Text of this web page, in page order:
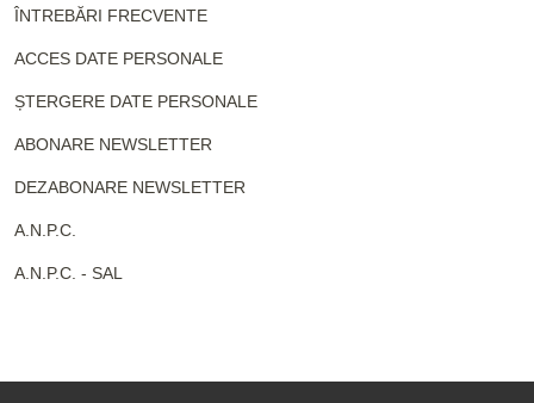
ÎNTREBĂRI FRECVENTE
ACCES DATE PERSONALE
ȘTERGERE DATE PERSONALE
ABONARE NEWSLETTER
DEZABONARE NEWSLETTER
A.N.P.C.
A.N.P.C. - SAL